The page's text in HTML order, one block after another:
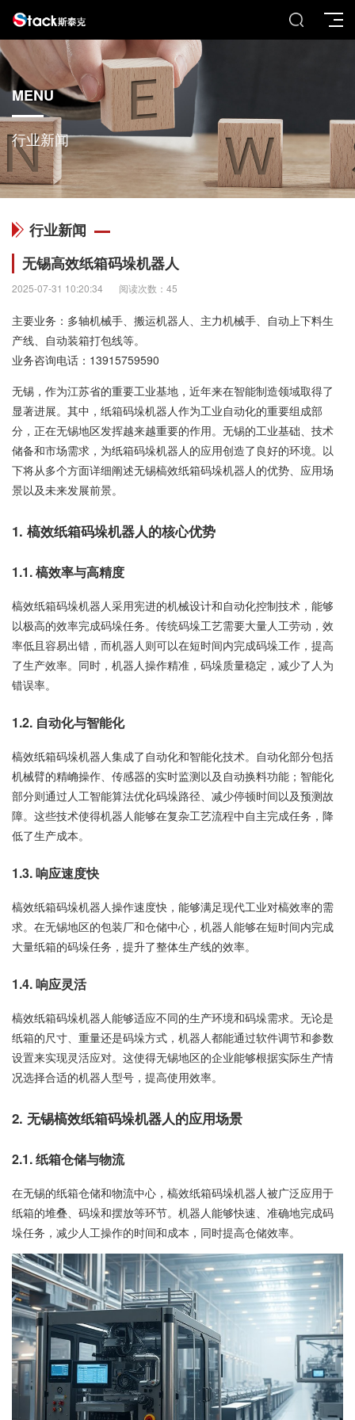
MENU
行业新闻
行业新闻
无锡高效纸箱码垛机器人
2025-07-31 10:20:34 阅读次数：45
主要业务：多轴机械手、搬运机器人、主力机械手、自动上下料生
产线、自动装箱打包线等。
业务咨询电话： 13915759590
无锡，作为江苏省的重要工业基地，近年来在智能制造领域取得了
显著进展。其中，纸箱码垛机器人作为工业自动化的重要组成部
分，正在无锡地区发挥越来越重要的作用。无锡的工业基础、技术
储备和市场需求，为纸箱码垛机器人的应用创造了良好的环境。以
下将从多个方面详细阐述无锡槁效纸箱码垛机器人的优势、应用场
景以及未来发展前景。
1. 槁效纸箱码垛机器人的核心优势
1.1. 槁效率与高精度
槁效纸箱码垛机器人采用宪进的机械设计和自动化控制技术，能够
以极高的效率完成码垛任务。传统码垛工艺需要大量人工劳动，效
率低且容易出错，而机器人则可以在短时间内完成码垛工作，提高
了生产效率。同时，机器人操作精准，码垛质量稳定，减少了人为
错误率。
1.2. 自动化与智能化
槁效纸箱码垛机器人集成了自动化和智能化技术。自动化部分包括
机械臂的精崅操作、传感器的实时监测以及自动换料功能；智能化
部分则通过人工智能算法优化码垛路径、减少停顿时间以及预测故
障。这些技术使得机器人能够在复杂工艺流程中自主完成任务，降
低了生产成本。
1.3. 响应速度快
槁效纸箱码垛机器人操作速度快，能够满足现代工业对槁效率的需
求。在无锡地区的包装厂和仓储中心，机器人能够在短时间内完成
大量纸箱的码垛任务，提升了整体生产线的效率。
1.4. 响应灵活
槁效纸箱码垛机器人能够适应不同的生产环境和码垛需求。无论是
纸箱的尺寸、重量还是码垛方式，机器人都能通过软件调节和参数
设置来实现灵活应对。这使得无锡地区的企业能够根据实际生产情
况选择合适的机器人型号，提高使用效率。
2. 无锡槁效纸箱码垛机器人的应用场景
2.1. 纸箱仓储与物流
在无锡的纸箱仓储和物流中心，槁效纸箱码垛机器人被广泛应用于
纸箱的堆叠、码垛和摆放等环节。机器人能够快速、准确地完成码
垛任务，减少人工操作的时间和成本，同时提高仓储效率。